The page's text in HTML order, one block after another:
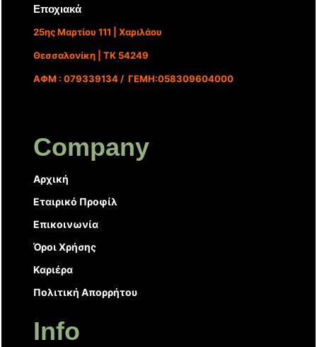
Εποχιακά
25ης Μαρτίου 111 | Χαριλάου
Θεσσαλονίκη | ΤΚ 54249
ΑΦΜ : 079339134 / ΓΕΜΗ:058309604000
Company
Αρχική
Εταιρικό Προφίλ
Επικοινωνία
Όροι Χρήσης
Καριέρα
Πολιτική Απορρήτου
Info